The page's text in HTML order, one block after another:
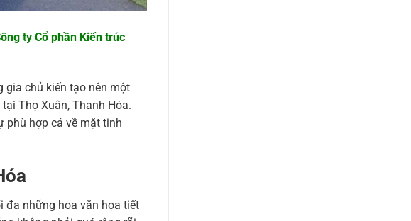
ty Cổ phần Kiến trúc
gia chủ kiến tạo nên một
Thọ Xuân, Thanh Hóa.
phù hợp cả về mặt tinh
đa những hoa văn họa tiết